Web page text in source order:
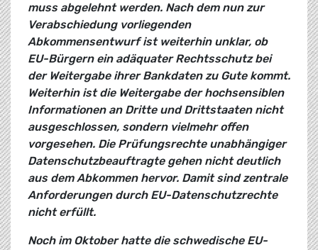
muss abgelehnt werden. Nach dem nun zur
Verabschiedung vorliegenden
Abkommensentwurf ist weiterhin unklar, ob
EU-Bürgern ein adäquater Rechtsschutz bei
der Weitergabe ihrer Bankdaten zu Gute kommt.
Weiterhin ist die Weitergabe der hochsensiblen
Informationen an Dritte und Drittstaaten nicht
ausgeschlossen, sondern vielmehr offen
vorgesehen. Die Prüfungsrechte unabhängiger
Datenschutzbeauftragte gehen nicht deutlich
aus dem Abkommen hervor. Damit sind zentrale
Anforderungen durch EU-Datenschutzrechte
nicht erfüllt.
Noch im Oktober hatte die schwedische EU-